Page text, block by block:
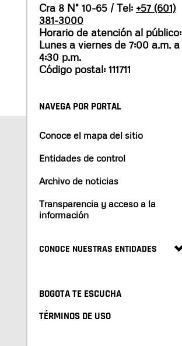
Cra 8 N° 10-65 / Tel: +57 (601)
381-3000
Horario de atención al público:
Lunes a viernes de 7:00 a.m. a
4:30 p.m.
Código postal: 111711
NAVEGA POR PORTAL
Conoce el mapa del sitio
Entidades de control
Archivo de noticias
Transparencia y acceso a la
información
CONOCE NUESTRAS ENTIDADES
BOGOTA TE ESCUCHA
TÉRMINOS DE USO